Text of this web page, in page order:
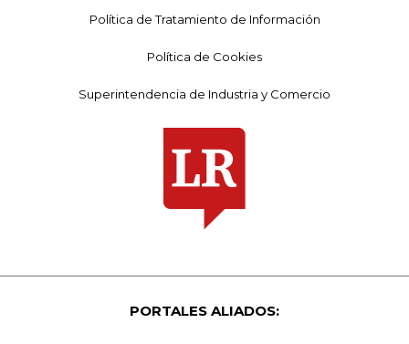
Política de Tratamiento de Información
Política de Cookies
Superintendencia de Industria y Comercio
PORTALES ALIADOS: